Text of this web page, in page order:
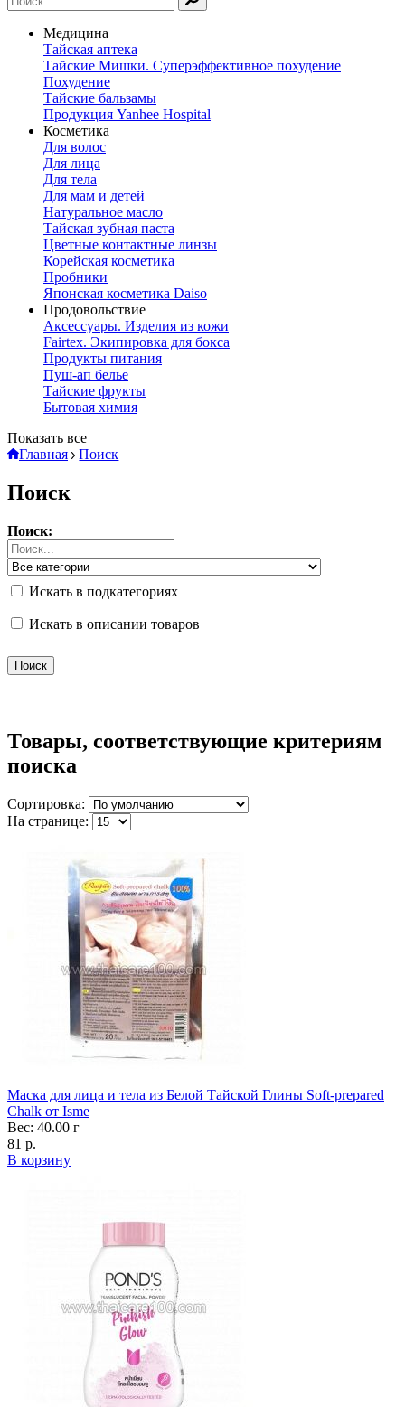
Медицина
Тайская аптека
Тайские Мишки. Суперэффективное похудение
Похудение
Тайские бальзамы
Продукция Yanhee Hospital
Косметика
Для волос
Для лица
Для тела
Для мам и детей
Натуральное масло
Тайская зубная паста
Цветные контактные линзы
Корейская косметика
Пробники
Японская косметика Daiso
Продовольствие
Аксессуары. Изделия из кожи
Fairtex. Экипировка для бокса
Продукты питания
Пуш-ап белье
Тайские фрукты
Бытовая химия
Показать все
Главная
Поиск
Поиск
Поиск:
Искать в подкатегориях
Искать в описании товаров
Товары, соответствующие критериям
поиска
Сортировка:
На странице:
Маска для лица и тела из Белой Тайской Глины Soft-prepared
Chalk от Isme
Вес: 40.00 г
81 р.
В корзину